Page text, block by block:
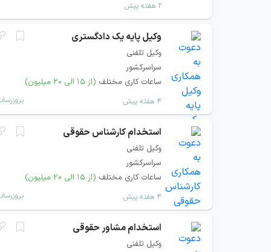
۲ هفته پیش
وکیل پایه یک دادگستری
وکیل تلفنی
سراسرکشور
ساعات کاری مختلف (از ۱۵ الی ۲۰ میلیون)
۴ هفته پیش
استخدام کارشناس حقوقی
وکیل تلفنی
سراسرکشور
ساعات کاری مختلف (از ۱۵ الی ۲۰ میلیون)
۴ هفته پیش
استخدام مشاور حقوقی
وکیل تلفنی